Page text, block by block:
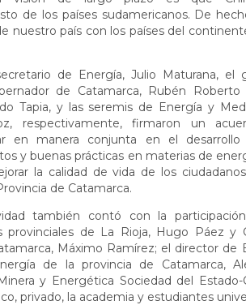
de los países sudamericanos. De
nuestro país con los países del
de Energía, Julio Maturana, el
de Catamarca, Rubén Roberto
Tapia, y las seremis de Energía y
respectivamente, firmaron un
en manera conjunta en el
y buenas prácticas en materias de
la calidad de vida de los
de Catamarca.
también contó con la
provinciales de La Rioja, Hugo Páez y
Máximo Ramírez; el director de
de la provincia de Catamarca,
y Energética Sociedad del Estado-
privado, la academia y estudiantes